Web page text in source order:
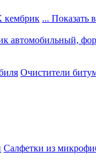
... Показать
автомобильный,
Очистители
Салфетки из